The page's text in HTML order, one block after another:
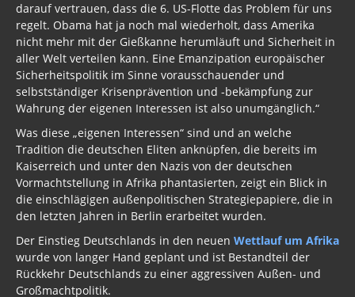
darauf vertrauen, dass die 6. US-Flotte das Problem für uns
regelt. Obama hat ja noch mal wiederholt, dass Amerika
nicht mehr mit der Gießkanne herumläuft und Sicherheit in
aller Welt verteilen kann. Eine Emanzipation europäischer
Sicherheitspolitik im Sinne vorausschauender und
selbstständiger Krisenprävention und -bekämpfung zur
Wahrung der eigenen Interessen ist also unumgänglich.“
Was diese „eigenen Interessen“ sind und an welche
Tradition die deutschen Eliten anknüpfen, die bereits im
Kaiserreich und unter den Nazis von der deutschen
Vormachtstellung in Afrika phantasierten, zeigt ein Blick in
die einschlägigen außenpolitischen Strategiepapiere, die in
den letzten Jahren in Berlin erarbeitet wurden.
Der Einstieg Deutschlands in den neuen Wettlauf um Afrika
wurde von langer Hand geplant und ist Bestandteil der
Rückkehr Deutschlands zu einer aggressiven Außen- und
Großmachtpolitik.